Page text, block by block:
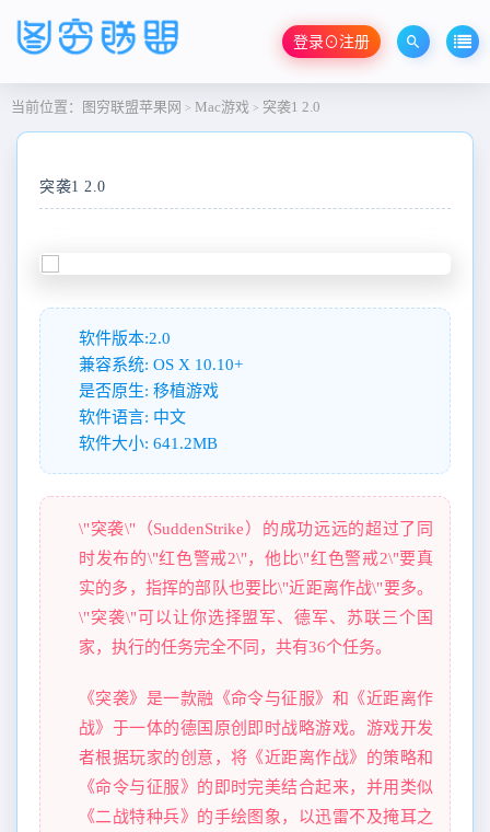
登录⊙注册
当前位置： 图穷联盟苹果网 > Mac游戏 > 突袭1 2.0
突袭1 2.0
软件版本:2.0
兼容系统: OS X 10.10+
是否原生: 移植游戏
软件语言: 中文
软件大小: 641.2MB
\"突袭\"（SuddenStrike）的成功远远的超过了同
时发布的\"红色警戒2\"，他比\"红色警戒2\"要真
实的多，指挥的部队也要比\"近距离作战\"要多。
\"突袭\"可以让你选择盟军、德军、苏联三个国
家，执行的任务完全不同，共有36个任务。
《突袭》是一款融《命令与征服》和《近距离作
战》于一体的德国原创即时战略游戏。游戏开发
者根据玩家的创意，将《近距离作战》的策略和
《命令与征服》的即时完美结合起来，并用类似
《二战特种兵》的手绘图象，以迅雷不及掩耳之